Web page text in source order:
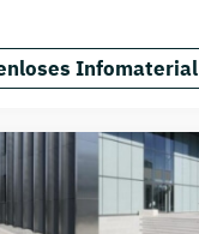
Infomaterial